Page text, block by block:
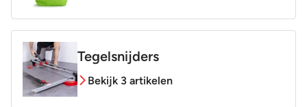
Tegelsnijders
Bekijk 3 artikelen